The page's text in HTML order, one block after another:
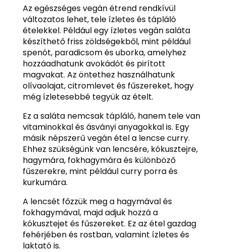
Az egészséges vegán étrend rendkívül
változatos lehet, tele ízletes és tápláló
ételekkel. Például egy ízletes vegán saláta
készíthető friss zöldségekből, mint például
spenót, paradicsom és uborka, amelyhez
hozzáadhatunk avokádót és pirított
magvakat. Az öntethez használhatunk
olívaolajat, citromlevet és fűszereket, hogy
még ízletesebbé tegyük az ételt.
Ez a saláta nemcsak tápláló, hanem tele van
vitaminokkal és ásványi anyagokkal is. Egy
másik népszerű vegán étel a lencse curry.
Ehhez szükségünk van lencsére, kókusztejre,
hagymára, fokhagymára és különböző
fűszerekre, mint például curry porra és
kurkumára.
A lencsét főzzük meg a hagymával és
fokhagymával, majd adjuk hozzá a
kókusztejet és fűszereket. Ez az étel gazdag
fehérjében és rostban, valamint ízletes és
laktató is.